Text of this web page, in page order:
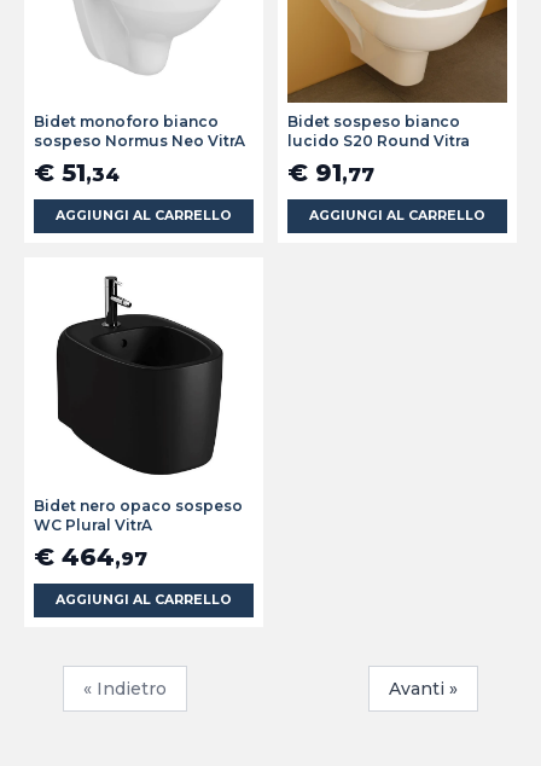
Bidet monoforo bianco
sospeso Normus Neo VitrA
€ 51,34
AGGIUNGI AL CARRELLO
Bidet sospeso bianco
lucido S20 Round Vitra
€ 91,77
AGGIUNGI AL CARRELLO
Bidet nero opaco sospeso
WC Plural VitrA
€ 464,97
AGGIUNGI AL CARRELLO
« Indietro Avanti »